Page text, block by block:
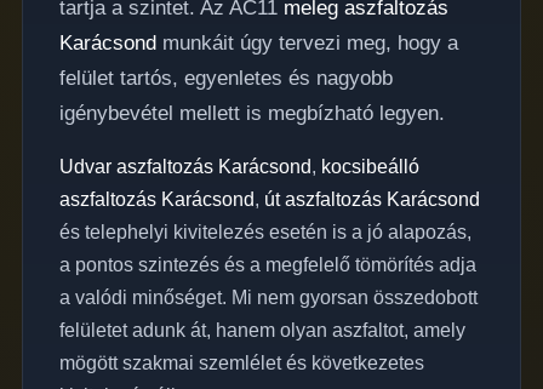
tartja a szintet. Az AC11 meleg aszfaltozás
Karácsondmunkáit úgy tervezi meg, hogy a
felület tartós, egyenletes és nagyobb
igénybevétel mellett is megbízható legyen.
Udvar aszfaltozás Karácsond, kocsibeálló
aszfaltozás Karácsond, út aszfaltozás Karácsond
és telephelyi kivitelezés esetén is a jó alapozás,
a pontos szintezés és a megfelelő tömörítés adja
a valódi minőséget. Mi nem gyorsan összedobott
felületet adunk át, hanem olyan aszfaltot, amely
mögött szakmai szemlélet és következetes